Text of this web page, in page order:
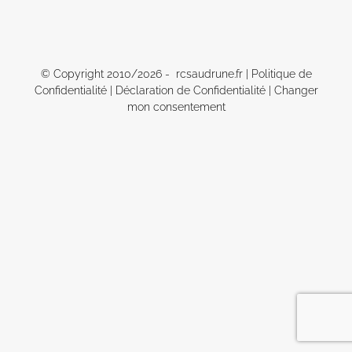
© Copyright 2010/2026 - rcsaudrune.fr |
Politique de
Confidentialité| Déclaration de Confidentialité| Changer
mon consentement